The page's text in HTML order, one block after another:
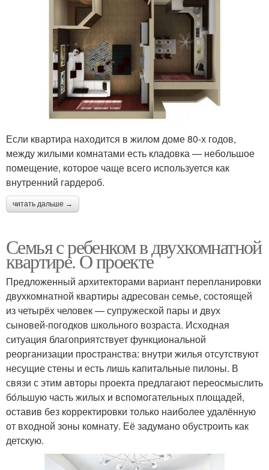
Если квартира находится в жилом доме 80-х годов,
между жилыми комнатами есть кладовка — небольшое
помещение, которое чаще всего используется как
внутренний гардероб.
читать дальше →
Семья с ребенком в двухкомнатной
квартире. О проекте
Предложенный архитекторами вариант перепланировки
двухкомнатной квартиры адресован семье, состоящей
из четырёх человек — супружеской пары и двух
сыновей-погодков школьного возраста. Исходная
ситуация благоприятствует функциональной
реорганизации пространства: внутри жилья отсутствуют
несущие стены и есть лишь капитальные пилоны. В
связи с этим авторы проекта предлагают переосмыслить
бόльшую часть жилых и вспомогательных площадей,
оставив без корректировки только наиболее удалённую
от входной зоны комнату. Её задумано обустроить как
детскую.